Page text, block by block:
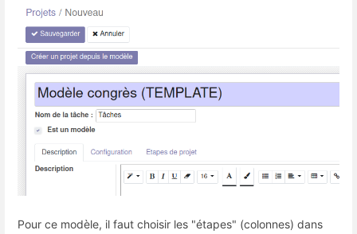
Pour ce modèle, il faut choisir les "étapes" (colonnes) dans